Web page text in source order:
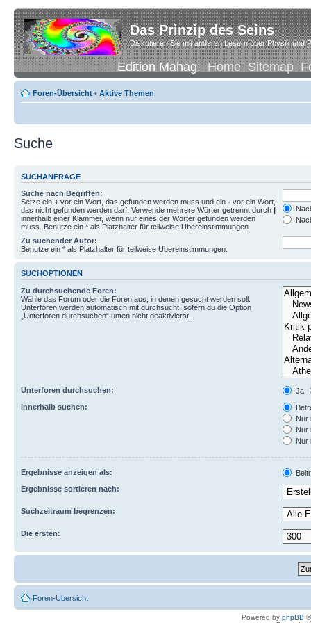
Das Prinzip des Seins
Diskutieren Sie mit anderen Lesern über Physik und
Edition Mahag:Home Sitemap
Foren-Übersicht • Aktive Themen
Suche
SUCHANFRAGE
Suche nach Begriffen:
Setze ein + vor ein Wort, das gefunden werden muss und ein - vor ein Wort,
das nicht gefunden werden darf. Verwende mehrere Wörter getrennt durch |
innerhalb einer Klammer, wenn nur eines der Wörter gefunden werden
muss. Benutze ein * als Platzhalter für teilweise Übereinstimmungen.
Zu suchender Autor:
Benutze ein * als Platzhalter für teilweise Übereinstimmungen.
SUCHOPTIONEN
Zu durchsuchende Foren:
Wähle das Forum oder die Foren aus, in denen gesucht werden soll.
Unterforen werden automatisch mit durchsucht, sofern du die Option
„Unterforen durchsuchen“ unten nicht deaktivierst.
Unterforen durchsuchen:
Ja
Innerhalb suchen:
Nur
Nur
Nur
Ergebnisse anzeigen als:
Ergebnisse sortieren nach:
Suchzeitraum begrenzen:
Die ersten:
Foren-Übersicht
Powered by phpBB